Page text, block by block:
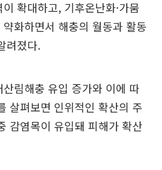
확대하고, 기후온난화·가뭄
화하면서 해충의 월동과 활동
려졌다.
림해충 유입 증가와 이에 따
살펴보면 인위적인 확산의 주
감염목이 유입돼 피해가 확산